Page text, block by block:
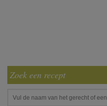
Zoek een recept